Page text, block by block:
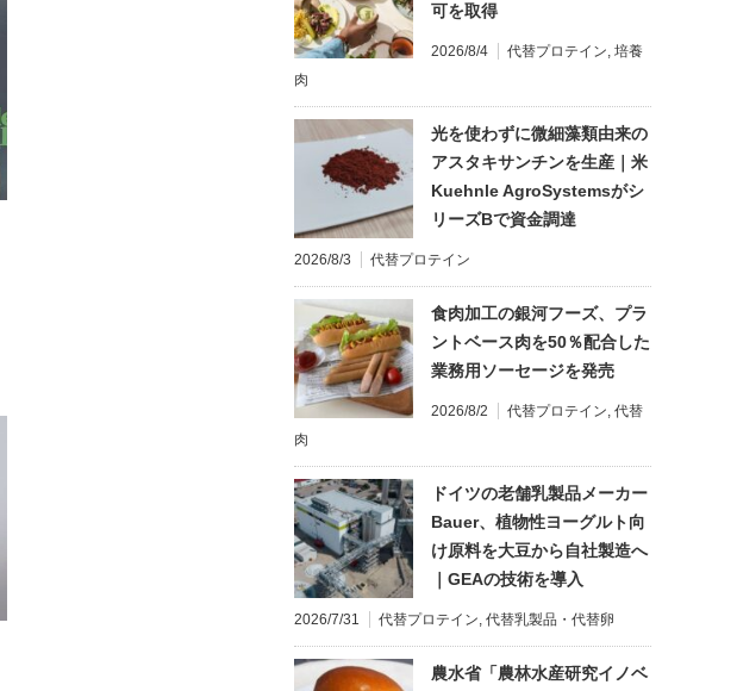
可を取得
2026/8/4 代替プロテイン, 培養
肉
光を使わずに微細藻類由来の
アスタキサンチンを生産｜米
Kuehnle AgroSystemsがシ
リーズBで資金調達
2026/8/3 代替プロテイン
食肉加工の銀河フーズ、プラ
ントベース肉を50％配合した
業務用ソーセージを発売
2026/8/2 代替プロテイン, 代替
肉
ドイツの老舗乳製品メーカー
Bauer、植物性ヨーグルト向
け原料を大豆から自社製造へ
｜GEAの技術を導入
2026/7/31 代替プロテイン, 代替乳製品・代替卵
農水省「農林水産研究イノベ